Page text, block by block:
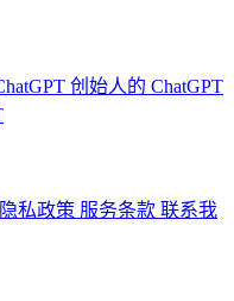
创始人的 ChatGPT
隐私政策 服务条款 联系我